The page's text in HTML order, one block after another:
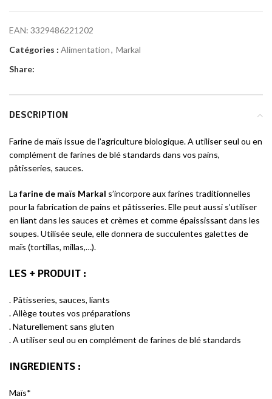
EAN: 3329486221202
Catégories : Alimentation, Markal
Share:
DESCRIPTION
Farine de maïs issue de l’agriculture biologique. A utiliser seul ou en
complément de farines de blé standards dans vos pains,
pâtisseries, sauces.
La farine de maïs Markal s’incorpore aux farines traditionnelles
pour la fabrication de pains et pâtisseries. Elle peut aussi s’utiliser
en liant dans les sauces et crèmes et comme épaississant dans les
soupes. Utilisée seule, elle donnera de succulentes galettes de
maïs (tortillas, millas,…).
LES + PRODUIT :
. Pâtisseries, sauces, liants
. Allège toutes vos préparations
. Naturellement sans gluten
​. A utiliser seul ou en complément de farines de blé standards
INGREDIENTS :
Maïs*